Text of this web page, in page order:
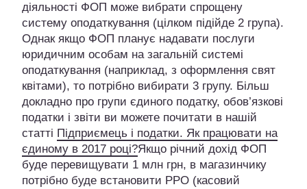
діяльності ФОП може вибрати спрощену
систему оподаткування (цілком підійде 2 група).
Однак якщо ФОП планує надавати послуги
юридичним особам на загальній системі
оподаткування (наприклад, з оформлення свят
квітами), то потрібно вибирати 3 групу. Більш
докладно про групи єдиного податку, обов’язкові
податки і звіти ви можете почитати в нашій
статті Підприємець і податки. Як працювати на
єдиному в 2017 році?Якщо річний дохід ФОП
буде перевищувати 1 млн грн, в магазинчику
потрібно буде встановити РРО (касовий